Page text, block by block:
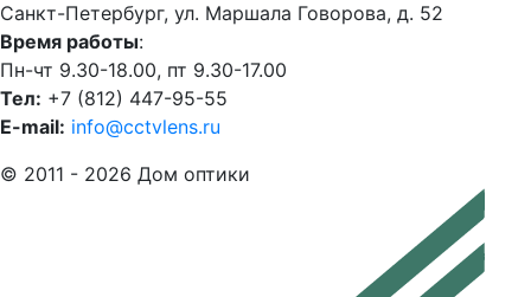
Санкт-Петербург, ул. Маршала Говорова, д. 52
Время работы:
Пн-чт 9.30-18.00, пт 9.30-17.00
Тел: +7 (812) 447-95-55
E-mail: info@cctvlens.ru
© 2011 - 2026 Дом оптики